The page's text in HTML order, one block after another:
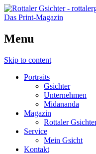
Das Print-Magazin
Menu
Skip to content
Portraits
Gsichter
Unternehmen
Midananda
Magazin
Rottaler
Service
Mein Gsicht
Kontakt